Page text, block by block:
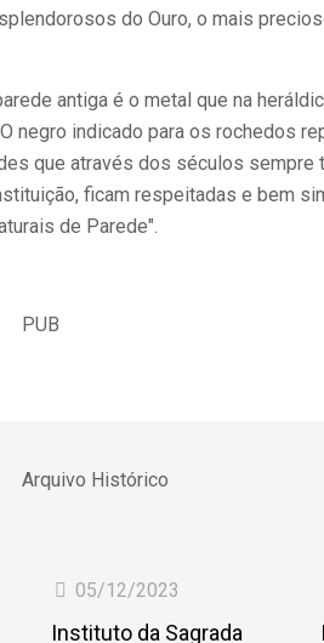
do Ouro, o mais
antiga é o metal que na
negro indicado para os rochedos
que através dos séculos
ficam respeitadas e bem
de Parede".
PUB
Arquivo Histórico
05/12/2023
Instituto da Sagrada